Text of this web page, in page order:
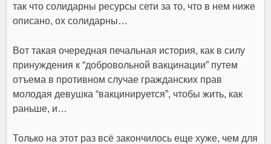
так что солидарны ресурсы сети за то, что в нем ниже
описано, ох солидарны…
Вот такая очередная печальная история, как в силу
принуждения к “добровольной вакцинации” путем
отъема в противном случае гражданских прав
молодая девушка “вакцинируется”, чтобы жить, как
раньше, и…
Только на этот раз всё закончилось еще хуже, чем для